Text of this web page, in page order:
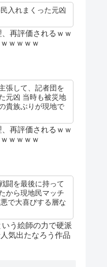
入れまくった元凶
再評価されるｗｗ
ｗｗｗｗ
張して、記者団を
元凶 当時も被災地
貴族ぶりが現地で
再評価されるｗｗ
ｗｗｗｗ
闘を最後に持って
から現地民マッチ
で大喜びする層な
う絵師の力で硬派
気出たなろう作品